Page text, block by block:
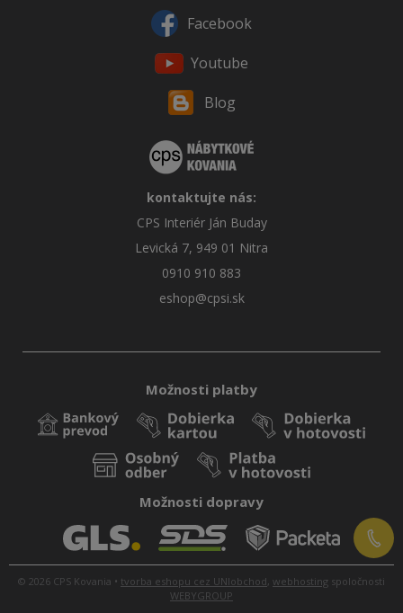
Facebook
Youtube
Blog
kontaktujte nás:
CPS Interiér Ján Buday
Levická 7, 949 01 Nitra
0910 910 883
eshop@cpsi.sk
Možnosti platby
Možnosti dopravy
© 2026 CPS Kovania • tvorba eshopu cez UNIobchod, webhosting spoločnosti
WEBYGROUP